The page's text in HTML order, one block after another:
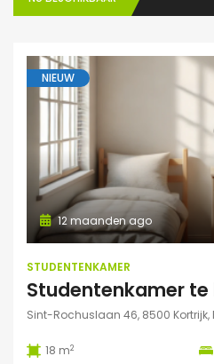
NIEUW
12 maanden ago
STUDENTENKAMER
Studentenkamer te
Sint-Rochuslaan 46, 8500 Kortrijk,
18 m2